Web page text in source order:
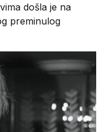
došla je na
preminulog